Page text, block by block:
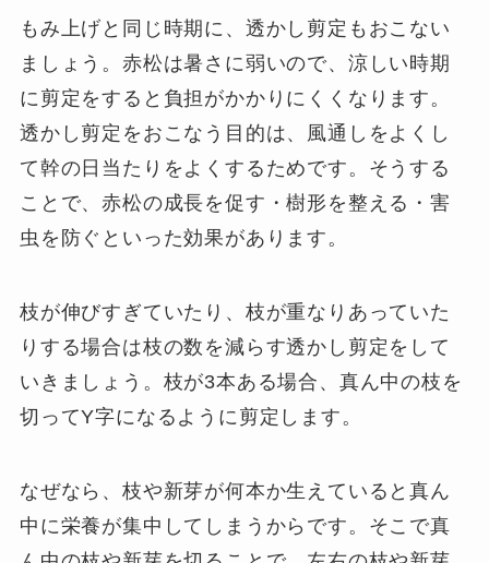
もみ上げと同じ時期に、透かし剪定もおこない
ましょう。赤松は暑さに弱いので、涼しい時期
に剪定をすると負担がかかりにくくなります。
透かし剪定をおこなう目的は、風通しをよくし
て幹の日当たりをよくするためです。そうする
ことで、赤松の成長を促す・樹形を整える・害
虫を防ぐといった効果があります。
枝が伸びすぎていたり、枝が重なりあっていた
りする場合は枝の数を減らす透かし剪定をして
いきましょう。枝が3本ある場合、真ん中の枝を
切ってY字になるように剪定します。
なぜなら、枝や新芽が何本か生えていると真ん
中に栄養が集中してしまうからです。そこで真